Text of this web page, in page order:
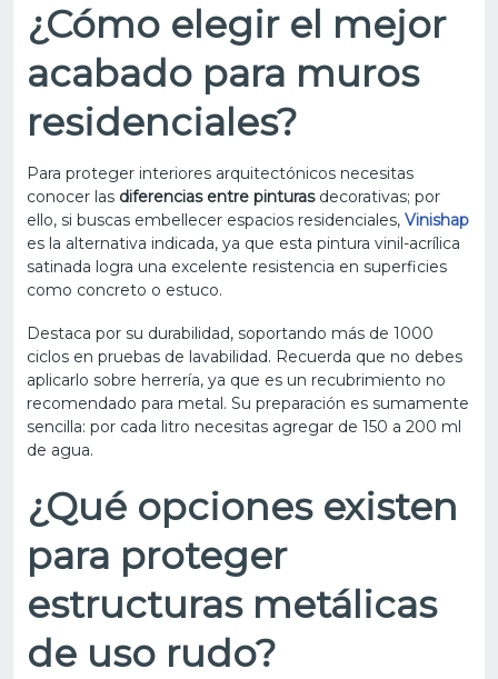
¿Cómo elegir el mejor
acabado para muros
residenciales?
Para proteger interiores arquitectónicos necesitas
conocer las diferencias entre pinturasdecorativas; por
ello, si buscas embellecer espacios residenciales, Vinishap
es la alternativa indicada, ya que esta pintura vinil-acrílica
satinada logra una excelente resistencia en superficies
como concreto o estuco.
Destaca por su durabilidad, soportando más de 1000
ciclos en pruebas de lavabilidad. Recuerda que no debes
aplicarlo sobre herrería, ya que es un recubrimiento no
recomendado para metal. Su preparación es sumamente
sencilla: por cada litro necesitas agregar de 150 a 200 ml
de agua.
¿Qué opciones existen
para proteger
estructuras metálicas
de uso rudo?